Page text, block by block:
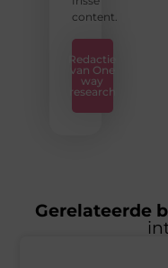
content.
Redactie
van One
way
research
Gerelateerde